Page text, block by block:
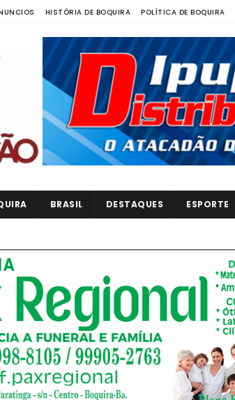
HISTÓRIA DE BOQUIRA POLÍTICA DE BOQUIRA
BRASIL DESTAQUES ESPORTE